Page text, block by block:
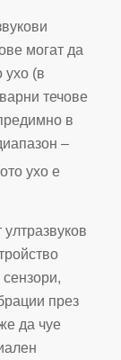
могат да
ухо (в
течове
в
–
ухо е
през
да чуе